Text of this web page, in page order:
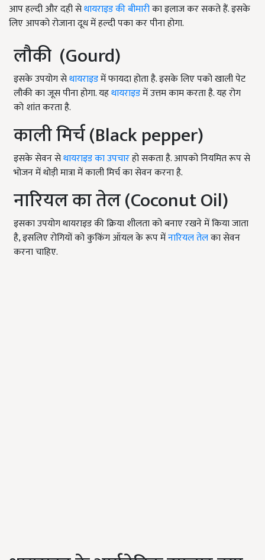
आप हल्दी और दही सेथायराइड की बीमारीका इलाज कर सकते हैं. इसके
लिए आपको रोजाना दूध में हल्दी पका कर पीना होगा.
लौकी (Gourd)
इसके उपयोग सेथायराइडमें फायदा होता है. इसके लिए पको खाली पेट
लौकी का जूस पीना होगा. यहथायराइडमें उत्तम काम करता है. यह रोग
को शांत करता है.
काली मिर्च (Black pepper)
इसके सेवन सेथायराइड का उपचारहो सकता है. आपको नियमित रूप से
भोजन में थोड़ी मात्रा में काली मिर्च का सेवन करना है.
नारियल का तेल (Coconut Oil)
इसका उपयोग थायराइड की क्रिया शीलता को बनाए रखने में किया जाता
है, इसलिए रोगियों को कुकिंग ऑयल के रूप मेंनारियल तेलका सेवन
करना चाहिए.